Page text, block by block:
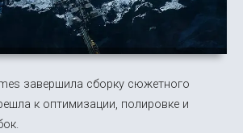
завершила сборку сюжетного
к оптимизации, полировке и